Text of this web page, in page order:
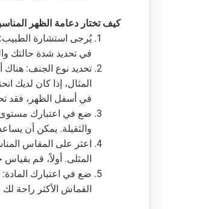
كيف تختار دعامة الظهر
يُرجى استشارة
في تحديد شدة حالتك
تحديد نوع الجنف: هناك
المثال، إذا كان لديك
في أسفل الظهر، فقد
والثقيلة. يمكن أن
اعثر على المقاس
المثلى. أولاً، قم
ضع في اعتبارك
القماش الأكثر راحة لك